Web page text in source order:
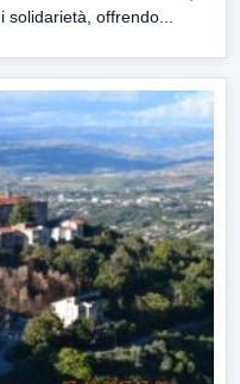
offrendo...